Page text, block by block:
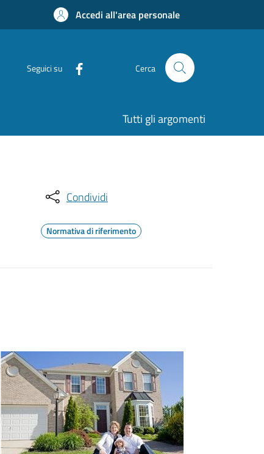
Accedi all'area personale
Seguici su Cerca
Tutti gli argomenti
Condividi
Normativa di riferimento